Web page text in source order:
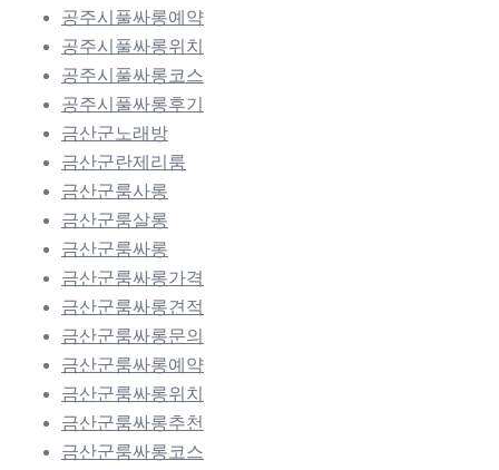
공주시풀싸롱예약
공주시풀싸롱위치
공주시풀싸롱코스
공주시풀싸롱후기
금산군노래방
금산군란제리룸
금산군룸사롱
금산군룸살롱
금산군룸싸롱
금산군룸싸롱가격
금산군룸싸롱견적
금산군룸싸롱문의
금산군룸싸롱예약
금산군룸싸롱위치
금산군룸싸롱추천
금산군룸싸롱코스